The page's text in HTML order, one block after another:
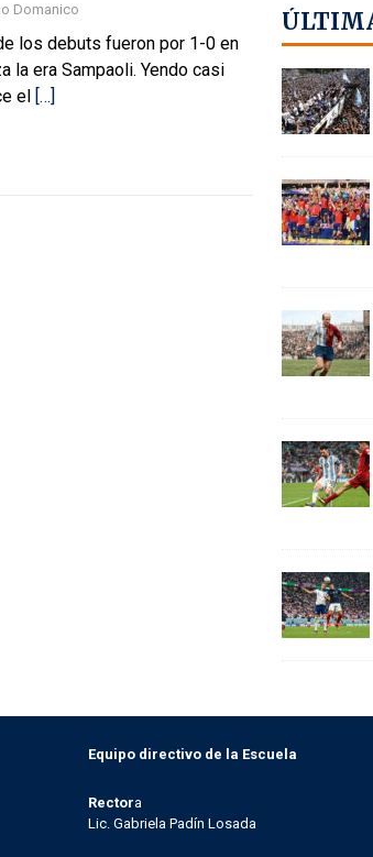
Domanico
los debuts fueron por 1-0 en
la era Sampaoli. Yendo casi
el
[…]
Equipo directivo de la Escuela
Rectora
Lic. Gabriela Padín Losada